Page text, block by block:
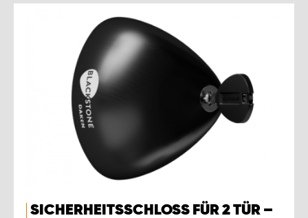
SICHERHEITSSCHLOSS FÜR 2 TÜR –